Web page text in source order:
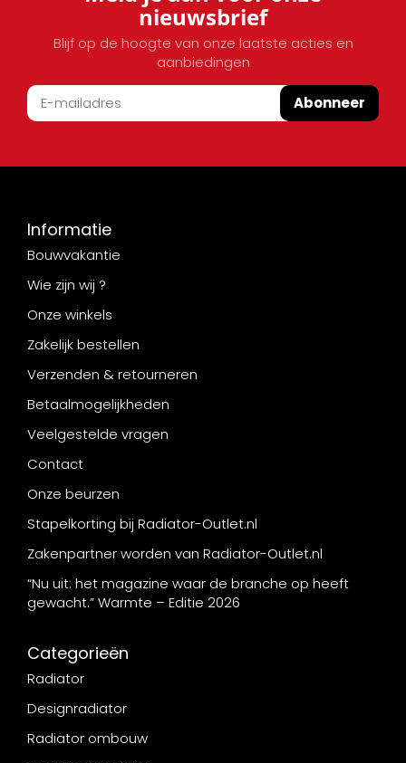
nieuwsbrief
Blijf op de hoogte van onze laatste acties en
aanbiedingen
Abonneer
Informatie
Bouwvakantie
Wie zijn wij ?
Onze winkels
Zakelijk bestellen
Verzenden & retourneren
Betaalmogelijkheden
Veelgestelde vragen
Contact
Onze beurzen
Stapelkorting bij Radiator-Outlet.nl
Zakenpartner worden van Radiator-Outlet.nl
“Nu uit: het magazine waar de branche op heeft
gewacht.” Warmte – Editie 2026
Categorieën
Radiator
Designradiator
Radiator ombouw